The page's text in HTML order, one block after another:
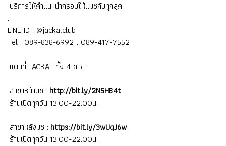
บริการให้คำแนะนำกรอบให้แมชกับทุกลุค
.
LINE ID : @jackalclub
Tel : 089-838-6992 , 089-417-7552
แผนที่ JACKAL ทั้ง 4 สาขา
สาขาหน้ามช : http://bit.ly/2N5HB4t
ร้านเปิดทุกวัน 13.00-22.00น.
สาขาหลังมช : https://bit.ly/3wUqJ6w
ร้านเปิดทุกวัน 13.00-22.00น.